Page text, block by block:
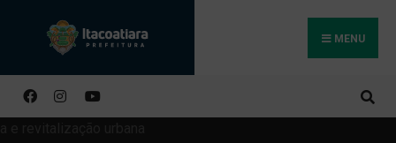
MENU
Buscar